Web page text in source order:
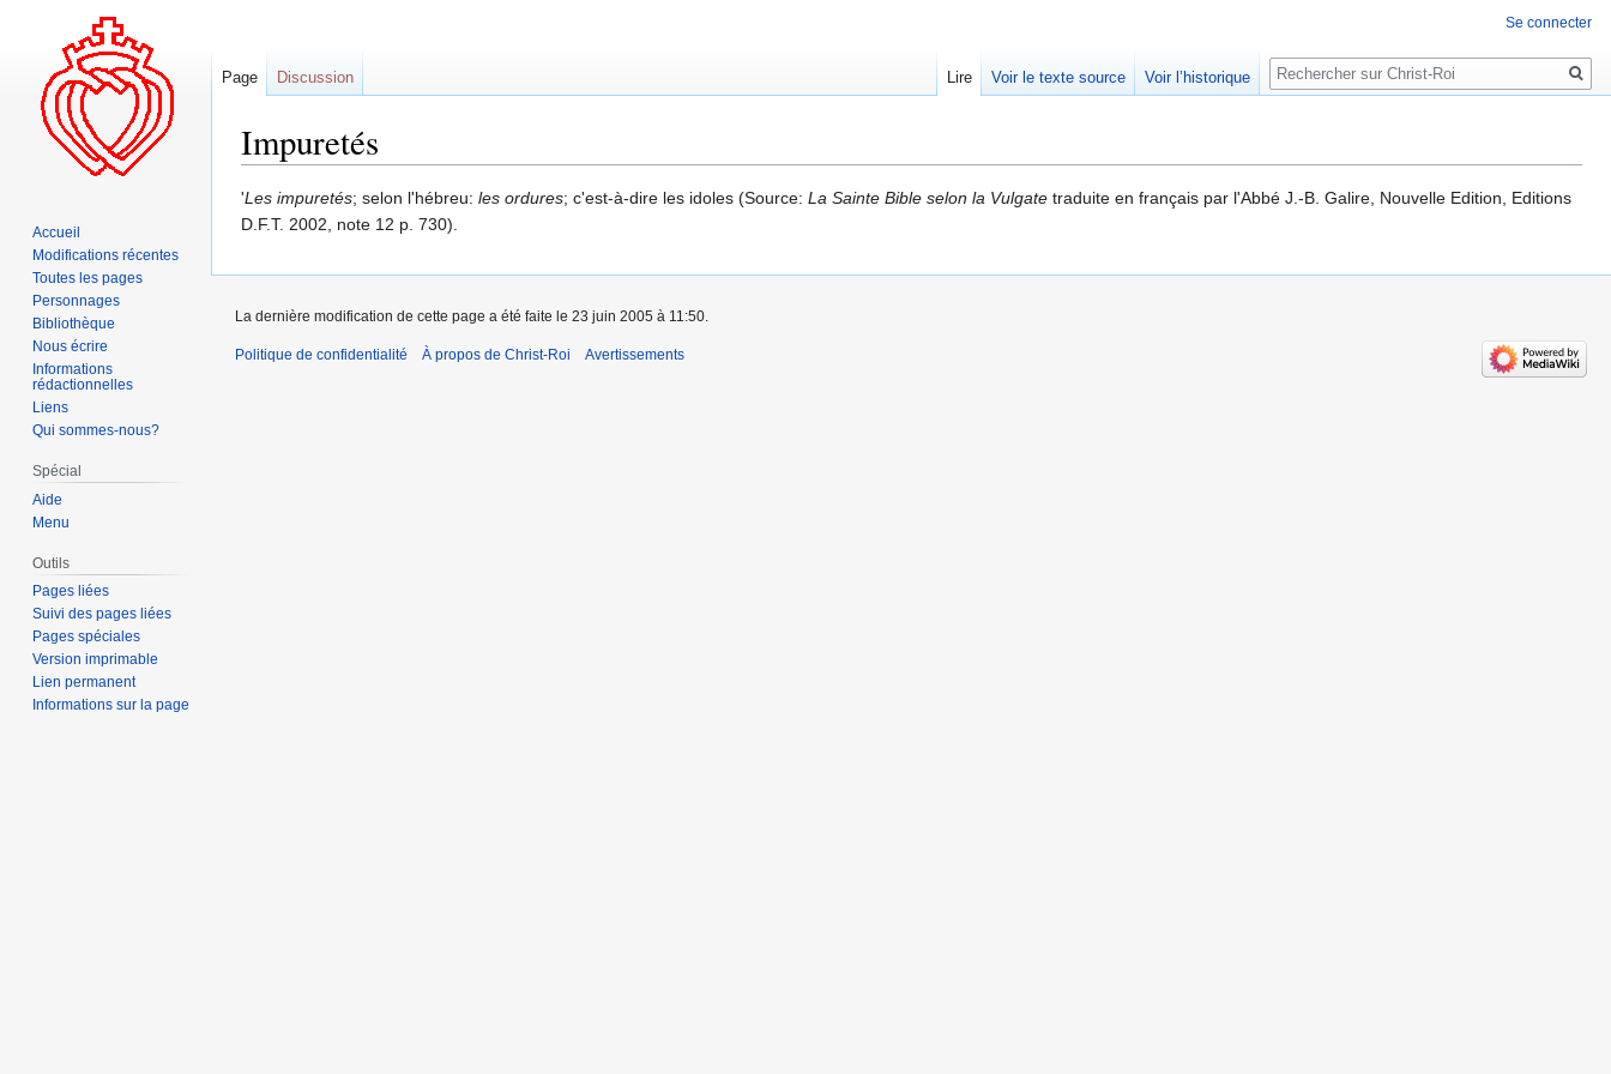
Impuretés
Aller
à
navigation
Aller
à
recherche
'Les impuretés; selon l'hébreu: les ordures; c'est-à-dire les idoles (Source: La Sainte Bible selon la Vulgate traduite en français par l'Abbé J.-B. Galire, Nouvelle Edition, Editions
D.F.T. 2002, note 12 p. 730).
Se connecter
Page Discussion Lire Voir le texte source Voir l’historique
Rechercher
Accueil
Modifications récentes
Toutes les pages
Personnages
Bibliothèque
Nous écrire
Informations
rédactionnelles
Liens
Qui sommes-nous?
Spécial
Aide
Menu
Outils
Pages liées
Suivi des pages liées
Pages spéciales
Version imprimable
Lien permanent
Informations sur la page
La dernière modification de cette page a été faite le 23 juin 2005 à 11:50.
Politique de confidentialité À propos de Christ-Roi Avertissements